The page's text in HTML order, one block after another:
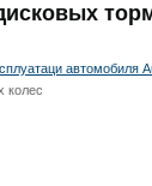
автомобиля
колес